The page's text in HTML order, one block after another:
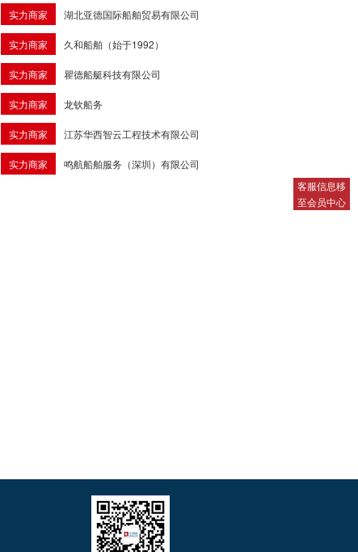
客服信息移
至会员中心
实力商家 湖北亚德国际船舶贸易有限公司
实力商家 久和船舶（始于1992）
实力商家 瞿德船艇科技有限公司
实力商家 龙钦船务
实力商家 江苏华西智云工程技术有限公司
实力商家 鸣航船舶服务（深圳）有限公司